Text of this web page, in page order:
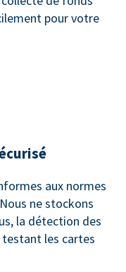
pour votre
aux normes
ne stockons
la détection des
les cartes